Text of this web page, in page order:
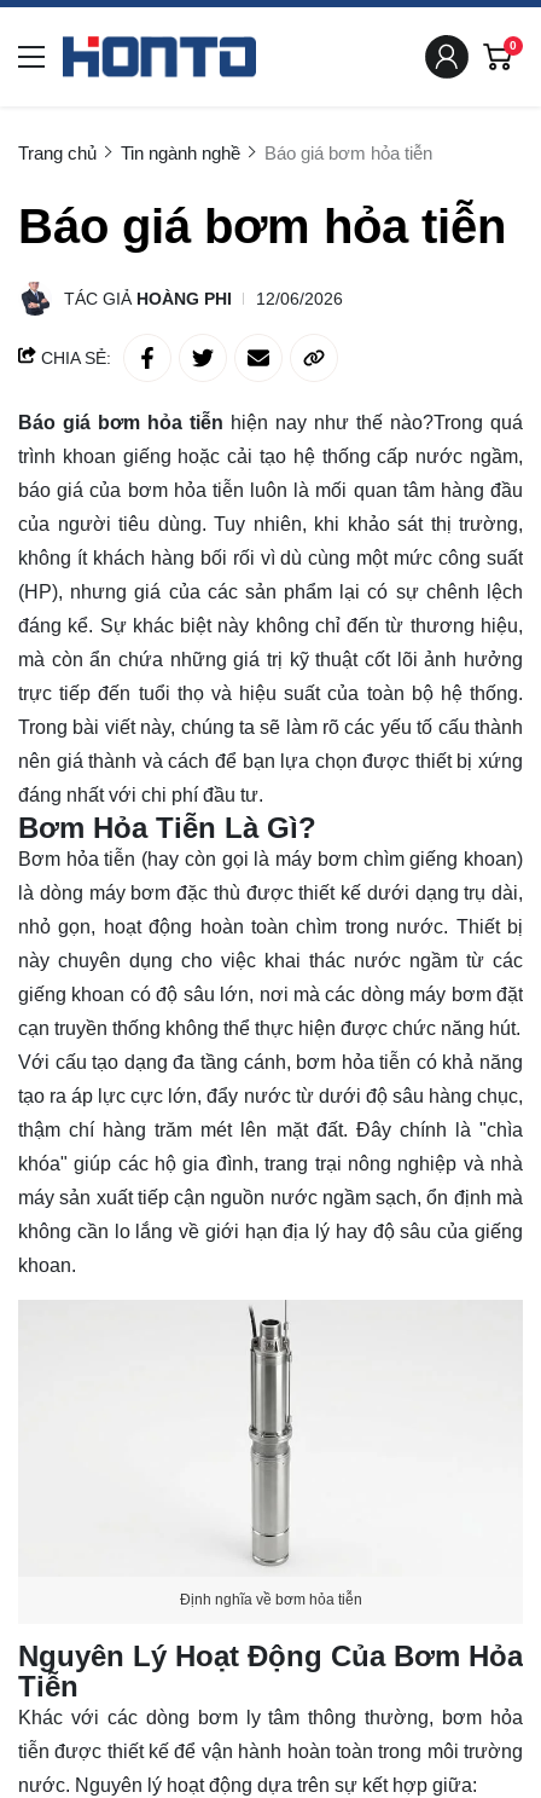
0
Trang chủ Tin ngành nghề Báo giá bơm hỏa tiễn
Báo giá bơm hỏa tiễn
TÁC GIẢ HOÀNG PHI 12/06/2026
CHIA SẺ:
Báo giá bơm hỏa tiễn hiện nay như thế nào?Trong quá
trình khoan giếng hoặc cải tạo hệ thống cấp nước ngầm,
báo giá của bơm hỏa tiễn luôn là mối quan tâm hàng đầu
của người tiêu dùng. Tuy nhiên, khi khảo sát thị trường,
không ít khách hàng bối rối vì dù cùng một mức công suất
(HP), nhưng giá của các sản phẩm lại có sự chênh lệch
đáng kể. Sự khác biệt này không chỉ đến từ thương hiệu,
mà còn ẩn chứa những giá trị kỹ thuật cốt lõi ảnh hưởng
trực tiếp đến tuổi thọ và hiệu suất của toàn bộ hệ thống.
Trong bài viết này, chúng ta sẽ làm rõ các yếu tố cấu thành
nên giá thành và cách để bạn lựa chọn được thiết bị xứng
đáng nhất với chi phí đầu tư.
Bơm Hỏa Tiễn Là Gì?
Bơm hỏa tiễn (hay còn gọi là máy bơm chìm giếng khoan)
là dòng máy bơm đặc thù được thiết kế dưới dạng trụ dài,
nhỏ gọn, hoạt động hoàn toàn chìm trong nước. Thiết bị
này chuyên dụng cho việc khai thác nước ngầm từ các
giếng khoan có độ sâu lớn, nơi mà các dòng máy bơm đặt
cạn truyền thống không thể thực hiện được chức năng hút.
Với cấu tạo dạng đa tầng cánh, bơm hỏa tiễn có khả năng
tạo ra áp lực cực lớn, đẩy nước từ dưới độ sâu hàng chục,
thậm chí hàng trăm mét lên mặt đất. Đây chính là "chìa
khóa" giúp các hộ gia đình, trang trại nông nghiệp và nhà
máy sản xuất tiếp cận nguồn nước ngầm sạch, ổn định mà
không cần lo lắng về giới hạn địa lý hay độ sâu của giếng
khoan.
Định nghĩa về bơm hỏa tiễn
Nguyên Lý Hoạt Động Của Bơm Hỏa
Tiễn
Khác với các dòng bơm ly tâm thông thường, bơm hỏa
tiễn được thiết kế để vận hành hoàn toàn trong môi trường
nước. Nguyên lý hoạt động dựa trên sự kết hợp giữa: